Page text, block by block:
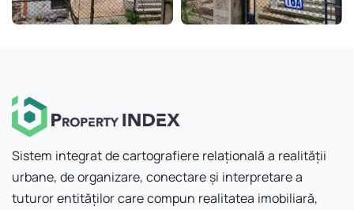
Sistem integrat de cartografiere relațională a realității
urbane, de organizare, conectare și interpretare a
tuturor entităților care compun realitatea imobiliară,